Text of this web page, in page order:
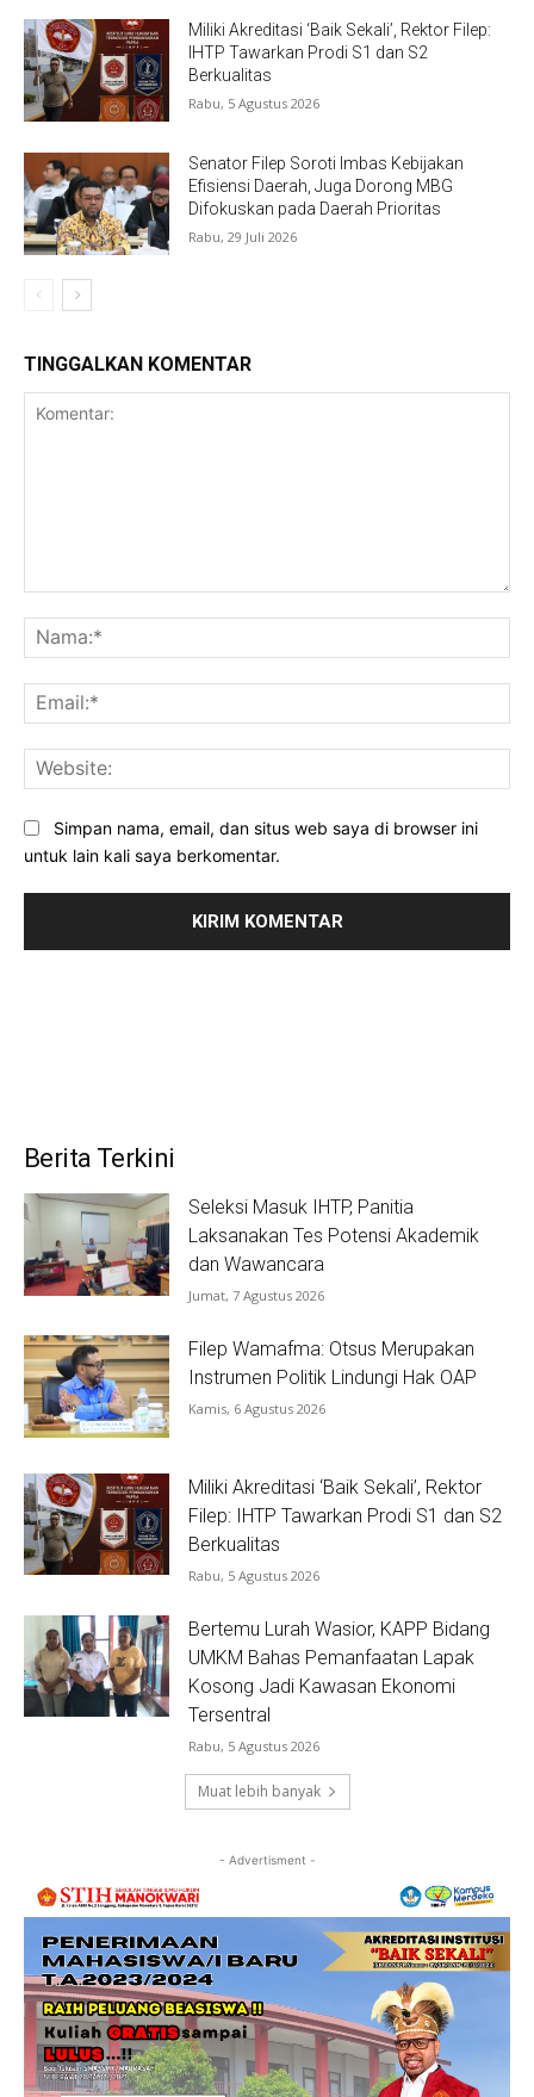
Miliki Akreditasi ‘Baik Sekali’, Rektor Filep:
IHTP Tawarkan Prodi S1 dan S2
Berkualitas
Rabu, 5 Agustus 2026
Senator Filep Soroti Imbas Kebijakan
Efisiensi Daerah, Juga Dorong MBG
Difokuskan pada Daerah Prioritas
Rabu, 29 Juli 2026
TINGGALKAN KOMENTAR
Simpan nama, email, dan situs web saya di browser ini
untuk lain kali saya berkomentar.
Berita Terkini
Seleksi Masuk IHTP, Panitia
Laksanakan Tes Potensi Akademik
dan Wawancara
Jumat, 7 Agustus 2026
Filep Wamafma: Otsus Merupakan
Instrumen Politik Lindungi Hak OAP
Kamis, 6 Agustus 2026
Miliki Akreditasi ‘Baik Sekali’, Rektor
Filep: IHTP Tawarkan Prodi S1 dan S2
Berkualitas
Rabu, 5 Agustus 2026
Bertemu Lurah Wasior, KAPP Bidang
UMKM Bahas Pemanfaatan Lapak
Kosong Jadi Kawasan Ekonomi
Tersentral
Rabu, 5 Agustus 2026
Muat lebih banyak
- Advertisment -